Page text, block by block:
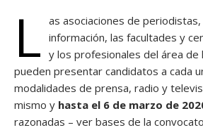
L as asociaciones de
información, las facultades y
y los profesionales del área de
pueden presentar candidatos a cada
modalidades de prensa, radio y
mismo y hasta el 6 de marzo de
razonadas – ver bases de la